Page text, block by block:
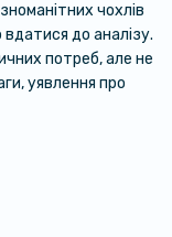
чохлів
вдатися до аналізу.
потреб, але не
уявлення про